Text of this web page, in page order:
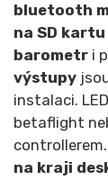
bluetooth
na SD kartu
barometr i
výstupy
instalaci.
betaflight
na kraji